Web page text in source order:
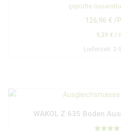
Bewertet
5.00
geprüfte
126,96 € /
5,29 € /
Lieferzeit: 2-
WAKOL Z 635 Boden